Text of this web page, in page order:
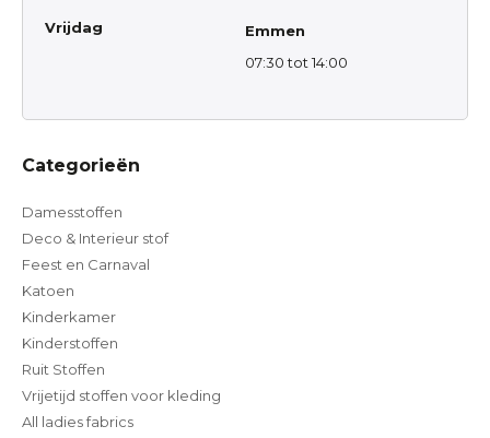
Vrijdag
Emmen
07:30 tot 14:00
Categorieën
Damesstoffen
Deco & Interieur stof
Feest en Carnaval
Katoen
Kinderkamer
Kinderstoffen
Ruit Stoffen
Vrijetijd stoffen voor kleding
All ladies fabrics